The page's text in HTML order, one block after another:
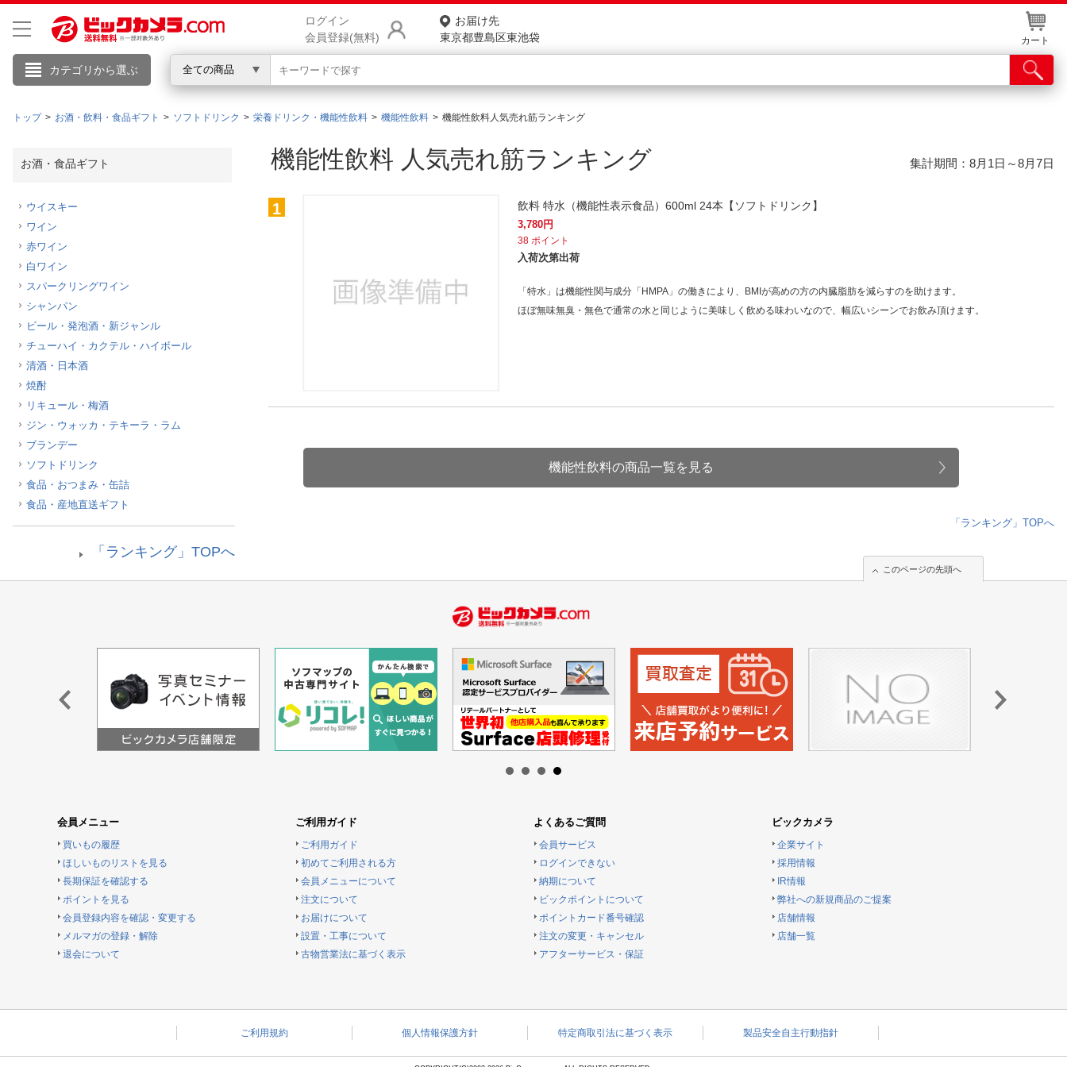
ログイン
会員登録(無料)
お届け先
東京都豊島区東池袋
カート
カテゴリから選ぶ 全ての商品
閲覧履歴
カテゴリ一覧からさがす
お客様サポート
ポイントカードWEB登録
English / 中文
トップ お酒・飲料・食品ギフト ソフトドリンク 栄養ドリンク・機能性飲料 機能性飲料 機能性飲料人気売れ筋ランキング
お酒・食品ギフト
ウイスキー
ワイン
赤ワイン
白ワイン
スパークリングワイン
シャンパン
ビール・発泡酒・新ジャンル
チューハイ・カクテル・ハイボール
清酒・日本酒
焼酎
リキュール・梅酒
ジン・ウォッカ・テキーラ・ラム
ブランデー
ソフトドリンク
食品・おつまみ・缶詰
食品・産地直送ギフト
「ランキング」TOPへ
集計期間：8月1日～8月7日
機能性飲料 人気売れ筋ランキング
1 飲料 特水（機能性表示食品）600ml 24本【ソフトドリンク】
3,780円
38 ポイント
入荷次第出荷
「特水」は機能性関与成分「HMPA」の働きにより、BMIが高めの方の内臓脂肪を減らすのを助けます。
ほぼ無味無臭・無色で通常の水と同じように美味しく飲める味わいなので、幅広いシーンでお飲み頂けます。
機能性飲料の商品一覧を見る
「ランキング」TOPへ
このページの先頭へ
会員メニュー
買いもの履歴
ほしいものリストを見る
長期保証を確認する
ポイントを見る
会員登録内容を確認・変更する
メルマガの登録・解除
退会について
ご利用ガイド
ご利用ガイド
初めてご利用される方
会員メニューについて
注文について
お届けについて
設置・工事について
古物営業法に基づく表示
よくあるご質問
会員サービス
ログインできない
納期について
ビックポイントについて
ポイントカード番号確認
注文の変更・キャンセル
アフターサービス・保証
ビックカメラ
企業サイト
採用情報
IR情報
弊社への新規商品のご提案
店舗情報
店舗一覧
このページの先頭へ
ご利用規約 個人情報保護方針 特定商取引法に基づく表示 製品安全自主行動指針